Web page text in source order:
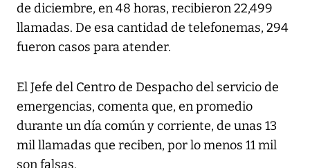
de diciembre, en 48 horas, recibieron 22,499
llamadas. De esa cantidad de telefonemas, 294
fueron casos para atender.
El Jefe del Centro de Despacho del servicio de
emergencias, comenta que, en promedio
durante un día común y corriente, de unas 13
mil llamadas que reciben, por lo menos 11 mil
son falsas.